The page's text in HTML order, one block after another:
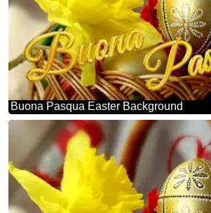
Buona Pasqua Easter Background